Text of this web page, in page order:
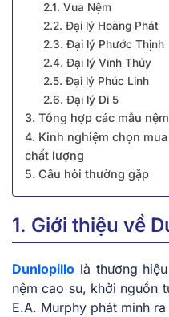
2.1. Vua Nệm
2.2. Đại lý Hoàng Phát
2.3. Đại lý Phước Thịnh
2.4. Đại lý Vĩnh Thủy
2.5. Đại lý Phúc Linh
2.6. Đại lý Dì 5
3. Tổng hợp các mẫu
4. Kinh nghiệm chọn
chất lượng
5. Câu hỏi thường gặp
1. Giới thiệu về
Dunlopillo là thương
nệm cao su, khởi nguồn
E.A. Murphy phát minh